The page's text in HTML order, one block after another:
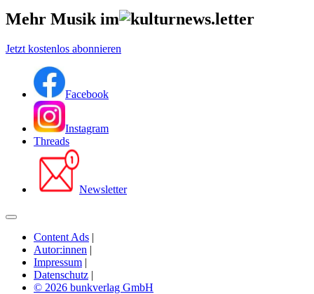
Mehr Musik im
Jetzt kostenlos abonnieren
Facebook
Instagram
Threads
Newsletter
Content Ads |
Autor:innen |
Impressum |
Datenschutz |
© 2026 bunkverlag GmbH